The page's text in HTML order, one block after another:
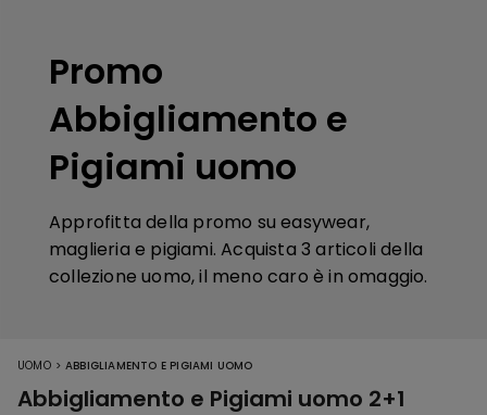
Promo
Abbigliamento e
Pigiami uomo
Approfitta della promo su easywear,
maglieria e pigiami. Acquista 3 articoli della
collezione uomo, il meno caro è in omaggio.
UOMO > ABBIGLIAMENTO E PIGIAMI UOMO
Abbigliamento e Pigiami uomo 2+1